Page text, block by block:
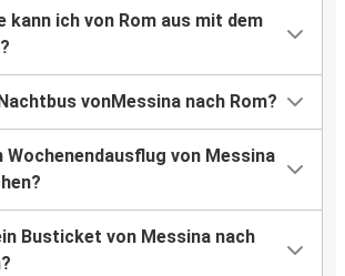
kann ich von Rom aus mit dem
vonMessina nach Rom?
Wochenendausflug von Messina
Busticket von Messina nach